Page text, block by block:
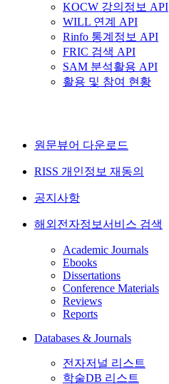
KOCW 강의정보 API
WILL 연계 API
Rinfo 통계정보 API
FRIC 검색 API
SAM 분석활용 API
활용 및 참여 현황
원문뷰어 다운로드
RISS 개인정보 재동의
공지사항
해외전자정보서비스 검색
Academic Journals
Ebooks
Dissertations
Conference Materials
Reviews
Reports
Databases & Journals
전자저널 리스트
학술DB 리스트